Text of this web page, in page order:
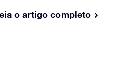
o artigo completo